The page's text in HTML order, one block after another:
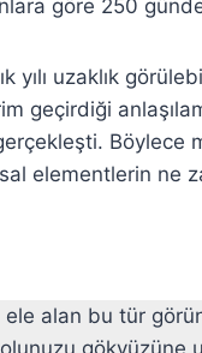
göre 250
yılı uzaklık
geçirdiği
Böylece
elementlerin ne
alan bu tür
gökyüzüne